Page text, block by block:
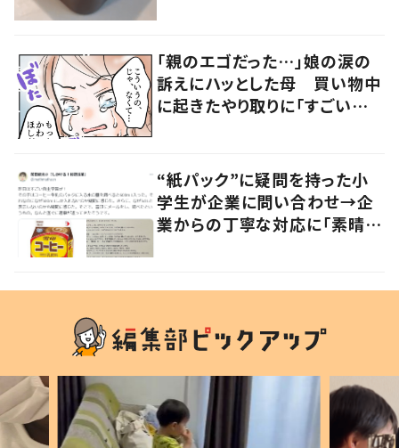
「親のエゴだった…」娘の涙の
訴えにハッとした母 買い物中
に起きたやり取りに「すごい分
“紙パック”に疑問を持った小
学生が企業に問い合わせ→企
業からの丁寧な対応に「素晴ら